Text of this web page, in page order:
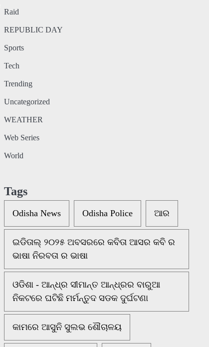
Raid
REPUBLIC DAY
Sports
Tech
Trending
Uncategorized
WEATHER
Web Series
World
Tags
Odisha News Odisha Police ଆର
ଇଡିତାଲ୍ ୨୦୨୫ ଅବସରରେ କବିତା ଆସର କବି ର
ଭାଷା ନିରବତା ର ଭାଷା
ଓଡିଶା - ଆନ୍ଧ୍ର ସୀମାନ୍ତ ଆନ୍ଧ୍ରର ବାରୁଆ
ନିକଟରେ ଘଟିଛି ମର୍ମନ୍ତୁଦ ସଡକ ଦୁର୍ଘଟଣା
କାମରେ ଆସୁନି ସୁଲଭ ଶୌଚାଳୟ